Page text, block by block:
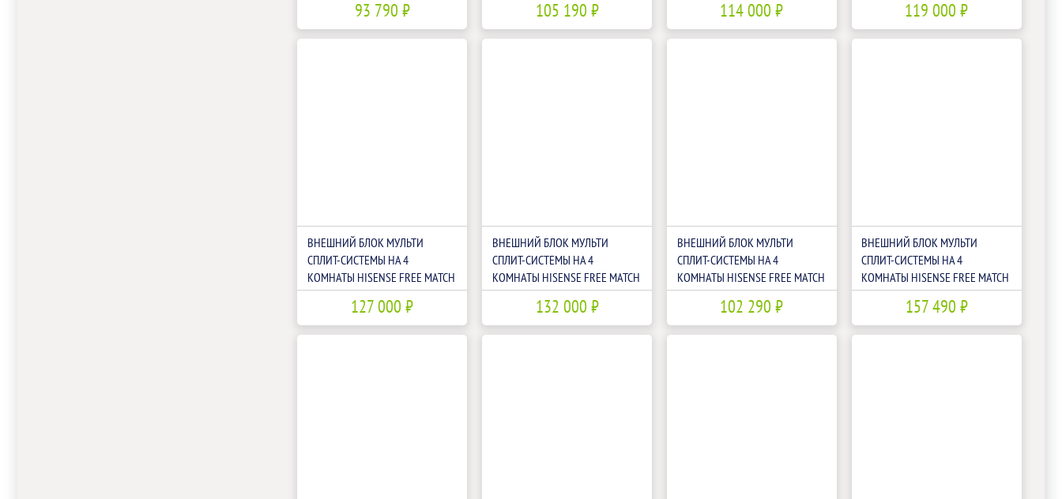
93 790 ₽ 105 190 ₽ 114 000 ₽ 119 000 ₽
ВНЕШНИЙ БЛОК МУЛЬТИ
СПЛИТ-СИСТЕМЫ НА 4
КОМНАТЫ HISENSE FREE MATCH
127 000 ₽
ВНЕШНИЙ БЛОК МУЛЬТИ
СПЛИТ-СИСТЕМЫ НА 4
КОМНАТЫ HISENSE FREE MATCH
132 000 ₽
ВНЕШНИЙ БЛОК МУЛЬТИ
СПЛИТ-СИСТЕМЫ НА 4
КОМНАТЫ HISENSE FREE MATCH
102 290 ₽
ВНЕШНИЙ БЛОК МУЛЬТИ
СПЛИТ-СИСТЕМЫ НА 4
КОМНАТЫ HISENSE FREE MATCH
157 490 ₽